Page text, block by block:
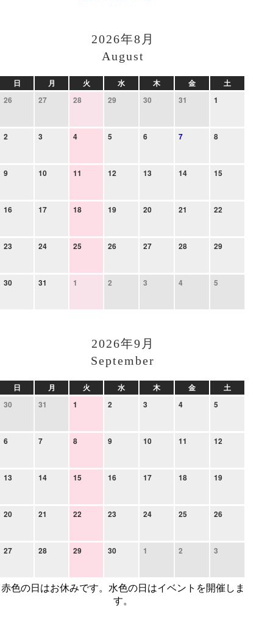
2026年8月
August
日 月 火 水 木 金
土
26
27 28 29 30 31 1
2 3 4 5 6 7 8
9 10 11 12 13 14 15
16 17 18 19 20 21 22
23 24 25 26 27 28 29
30 31 1 2 3 4 5
2026年9月
September
日 月 火 水 木 金
土
30
31 1 2 3 4 5
6 7 8 9 10 11 12
13 14 15 16 17 18 19
20 21 22 23 24 25 26
27 28 29 30 1 2 3
赤色の日はお休みです。水色の日はイベントを開催しま
す。